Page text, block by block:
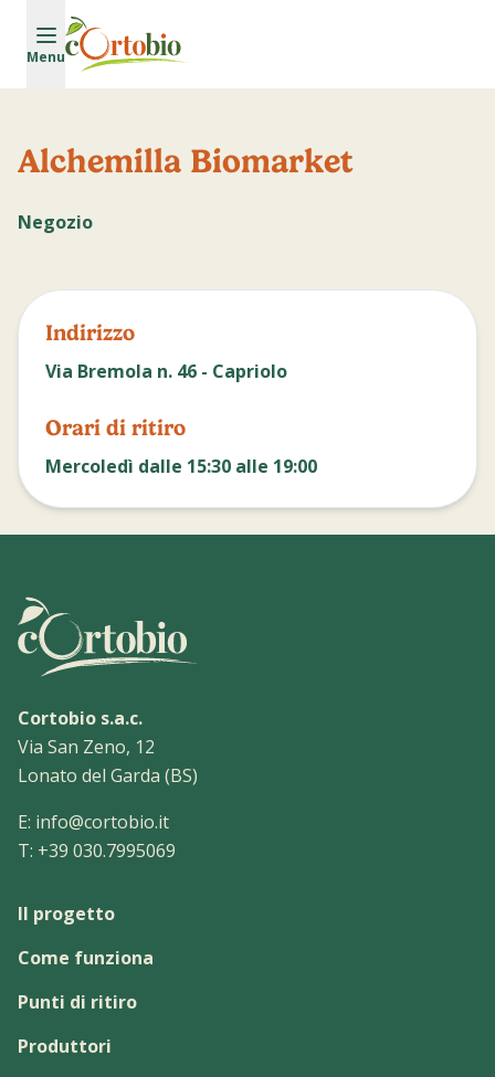
Vai al contenuto principale
Menu
Alchemilla Biomarket
Negozio
Indirizzo
Via Bremola n. 46 - Capriolo
Orari di ritiro
Mercoledì dalle 15:30 alle 19:00
Cortobio s.a.c.
Via San Zeno, 12
Lonato del Garda (BS)
E: info@cortobio.it
T: +39 030.7995069
Il progetto
Come funziona
Punti di ritiro
Produttori